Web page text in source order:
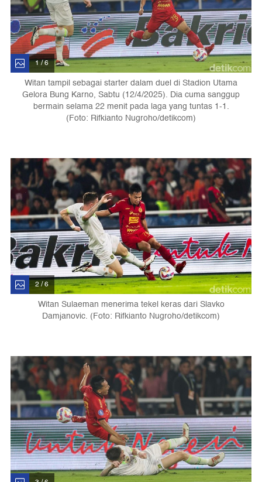
1 / 6
Witan tampil sebagai starter dalam duel di Stadion Utama
Gelora Bung Karno, Sabtu (12/4/2025). Dia cuma sanggup
bermain selama 22 menit pada laga yang tuntas 1-1.
(Foto: Rifkianto Nugroho/detikcom)
2 / 6
Witan Sulaeman menerima tekel keras dari Slavko
Damjanovic. (Foto: Rifkianto Nugroho/detikcom)